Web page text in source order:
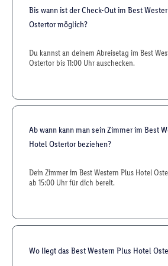
Bis wann ist der Check-Out im Best
Ostertor möglich?
Du kannst an deinem Abreisetag im Best
Ostertor bis 11:00 Uhr auschecken.
Ab wann kann man sein Zimmer im Best
Hotel Ostertor beziehen?
Dein Zimmer im Best Western Plus Hotel
ab 15:00 Uhr für dich bereit.
Wo liegt das Best Western Plus Hotel